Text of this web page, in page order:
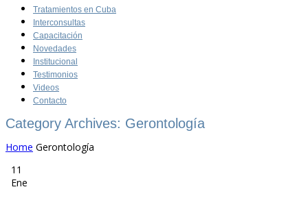
Tratamientos en Cuba
Interconsultas
Capacitación
Novedades
Institucional
Testimonios
Videos
Contacto
Category Archives: Gerontología
Home Gerontología
11
Ene